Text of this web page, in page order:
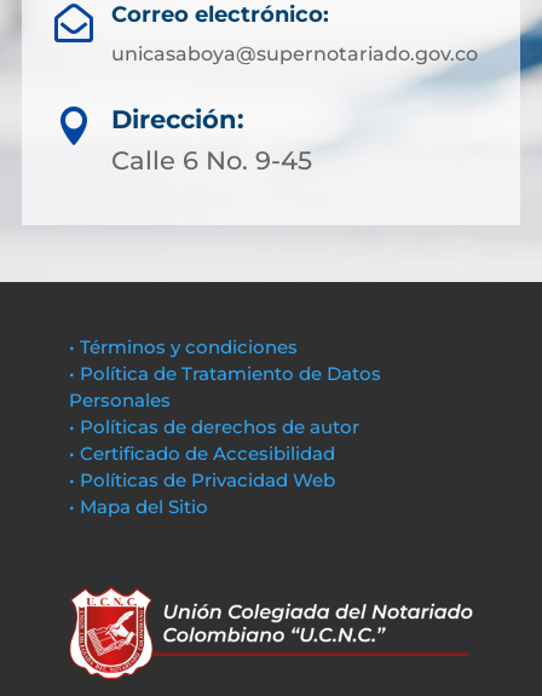
 Correo electrónico:
unicasaboya@supernotariado.gov.co

Dirección:
Calle 6 No. 9-45
• Términos y condiciones
• Política de Tratamiento de Datos
Personales
• Políticas de derechos de autor
• Certificado de Accesibilidad
• Políticas de Privacidad Web
• Mapa del Sitio